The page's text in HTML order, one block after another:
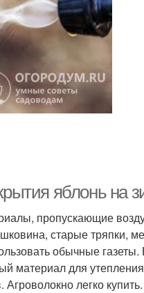
яблонь на
пропускающие
старые тряпки,
обычные газеты.
материал для
легко купить.